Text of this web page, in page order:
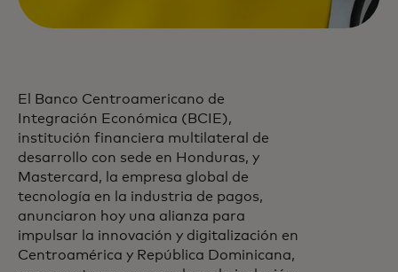
El Banco Centroamericano de
Integración Económica (BCIE),
institución financiera multilateral de
desarrollo con sede en Honduras, y
Mastercard, la empresa global de
tecnología en la industria de pagos,
anunciaron hoy una alianza para
impulsar la innovación y digitalización en
Centroamérica y República Dominicana,